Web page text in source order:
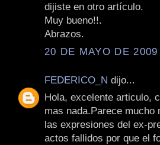
dijiste en otro artículo.
Muy bueno!!.
Abrazos.
20 DE MAYO DE
FEDERICO_N dijo...
Hola, excelente articulo,
mas nada.Parece mucho
las expresiones del ex-
actos fallidos por que el